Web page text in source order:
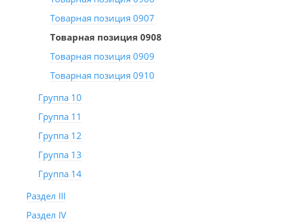
Товарная позиция 0907
Товарная позиция 0908
Товарная позиция 0909
Товарная позиция 0910
Группа 10
Группа 11
Группа 12
Группа 13
Группа 14
Раздел III
Раздел IV